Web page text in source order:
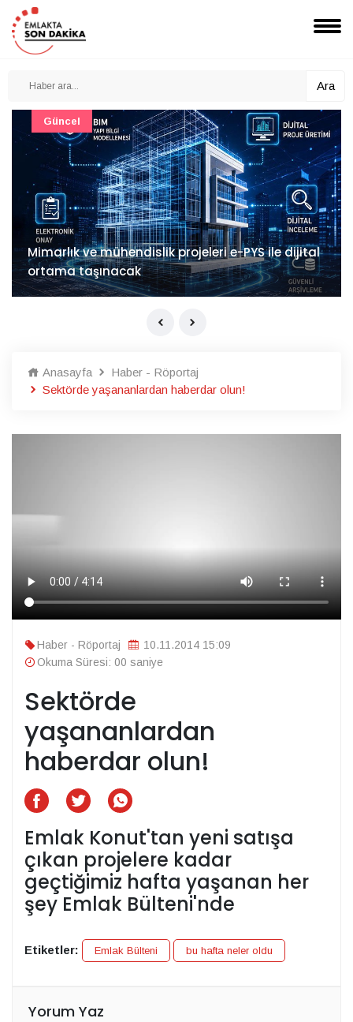
Ara
Mimarlık ve mühendislik projeleri e-PYS ile dijital
ortama taşınacak
Güncel
Anasayfa
Haber - Röportaj
Sektörde yaşananlardan haberdar olun!
Haber - Röportaj
10.11.2014 15:09
Okuma Süresi: 00 saniye
Sektörde
yaşananlardan
haberdar olun!
Emlak Konut'tan yeni satışa
çıkan projelere kadar
geçtiğimiz hafta yaşanan her
şey Emlak Bülteni'nde
Etiketler: Emlak Bülteni bu hafta neler oldu
Yorum Yaz